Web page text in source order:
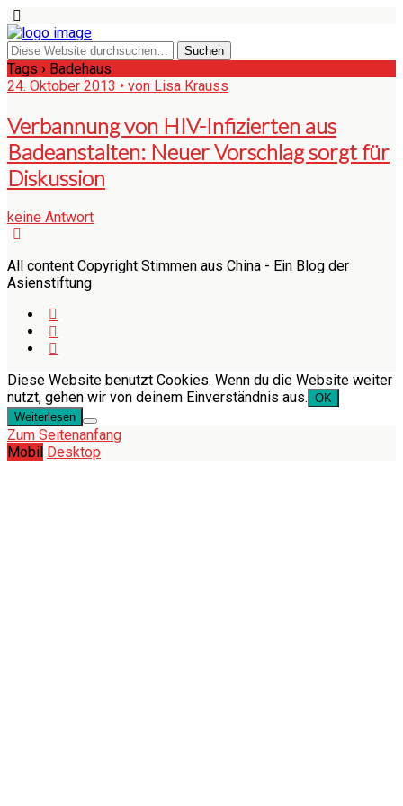
Tags › Badehaus
24. Oktober 2013 • von Lisa Krauss
Verbannung von HIV-Infizierten aus
Badeanstalten: Neuer Vorschlag sorgt für
Diskussion
keine Antwort
All content Copyright Stimmen aus China - Ein Blog der
Asienstiftung
Diese Website benutzt Cookies. Wenn du die Website weiter
nutzt, gehen wir von deinem Einverständnis aus. OK
Weiterlesen
Zum Seitenanfang
Mobil Desktop